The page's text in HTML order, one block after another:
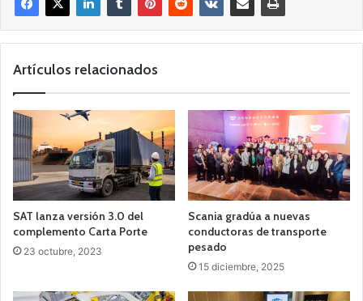
Artículos relacionados
SAT lanza versión 3.0 del
complemento Carta Porte
23 octubre, 2023
Scania gradúa a nuevas
conductoras de transporte
pesado
15 diciembre, 2025